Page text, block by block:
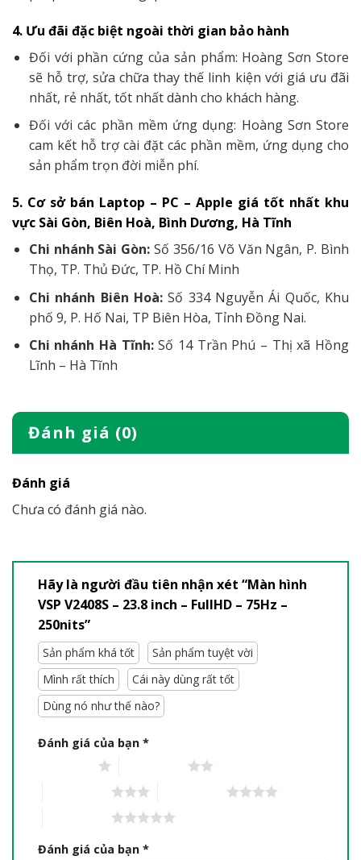
4. Ưu đãi đặc biệt ngoài thời gian bảo hành
Đối với phần cứng của sản phẩm: Hoàng Sơn Store
sẽ hỗ trợ, sửa chữa thay thế linh kiện với giá ưu đãi
nhất, rẻ nhất, tốt nhất dành cho khách hàng.
Đối với các phần mềm ứng dụng: Hoàng Sơn Store
cam kết hỗ trợ cài đặt các phần mềm, ứng dụng cho
sản phẩm trọn đời miễn phí.
5. Cơ sở bán Laptop – PC – Apple giá tốt nhất khu
vực Sài Gòn, Biên Hoà, Bình Dương, Hà Tĩnh
Chi nhánh Sài Gòn:Số 356/16 Võ Văn Ngân, P. Bình
Thọ, TP. Thủ Đức, TP. Hồ Chí Minh
Chi nhánh Biên Hoà:Số 334 Nguyễn Ái Quốc, Khu
phố 9, P. Hố Nai, TP Biên Hòa, Tỉnh Đồng Nai.
Chi nhánh Hà Tĩnh:Số 14 Trần Phú – Thị xã Hồng
Lĩnh – Hà Tĩnh
Đánh giá (0)
Đánh giá
Chưa có đánh giá nào.
Hãy là người đầu tiên nhận xét “Màn hình
VSP V2408S – 23.8 inch – FullHD – 75Hz –
250nits”
Sản phẩm khá tốt
Sản phẩm tuyệt vời
Mình rất thích
Cái này dùng rất tốt
Dùng nó như thế nào?
Đánh giá của bạn *
Đánh giá của bạn *